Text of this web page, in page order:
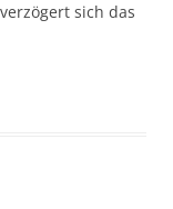
sich das